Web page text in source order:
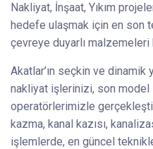
Nakliyat, İnşaat, Yıkım
hedefe ulaşmak için en son
çevreye duyarlı malzemeleri
Akatlar’ın seçkin ve dinamik
nakliyat işlerinizi, son
operatörlerimizle
kazma, kanal kazısı,
işlemlerde, en güncel